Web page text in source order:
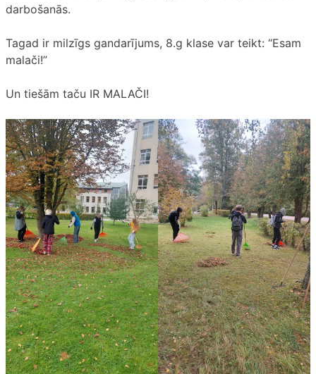
darbošanās.
Tagad ir milzīgs gandarījums, 8.g klase var teikt: “Esam
malači!”
Un tiešām taču IR MALAČI!